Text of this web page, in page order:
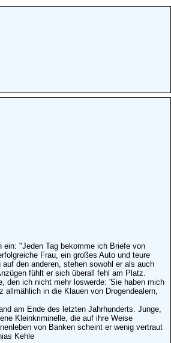
"Jeden Tag bekomme ich Briefe von
Frau, ein großes Auto und teure
den anderen, stehen sowohl er als auch
fühlt er sich überall fehl am Platz.
den ich nicht mehr loswerde: 'Sie haben mich
in die Klauen von Drogendealern,
am Ende des letzten Jahrhunderts. Junge,
Kleinkriminelle, die auf ihre Weise
von Banken scheint er wenig vertraut
Kehle